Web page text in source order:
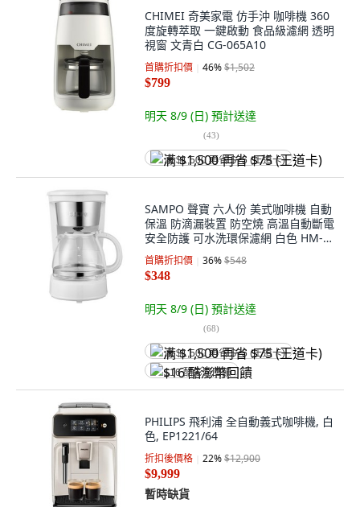
CHIMEI 奇美家電 仿手沖 咖啡機 360
度旋轉萃取 一鍵啟動 食品級濾網 透明
視窗 文青白 CG-065A10
首購折扣價 46%$1,502
$799
明天 8/9 (日) 預計送達
(43)
满 $1,500 再省 $75 (王道卡)
SAMPO 聲寶 六人份 美式咖啡機 自動
保溫 防滴漏裝置 防空燒 高溫自動斷電
安全防護 可水洗環保濾網 白色 HM-
CB06A
首購折扣價 36%$548
$348
明天 8/9 (日) 預計送達
(68)
满 $1,500 再省 $75 (王道卡)
$16 酷澎幣回饋
PHILIPS 飛利浦 全自動義式咖啡機, 白
色, EP1221/64
折扣後價格 22%$12,900
$9,999
暫時缺貨